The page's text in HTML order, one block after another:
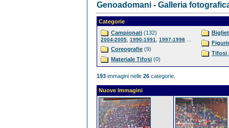
Genoadomani - Galleria
Categorie
Campionati (132)
2004-2005 1990-1991 1997-1998
Coreografie (9)
Materiale Tifosi (0)
Tifosi
193 immagini nelle 26 categorie.
Nuove Immagini